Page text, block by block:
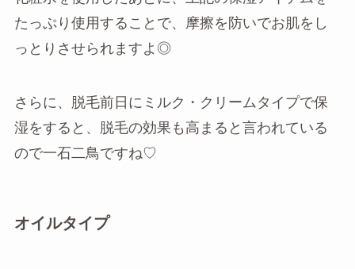
たっぷり使用することで、摩擦を防いでお肌をし
っとりさせられますよ◎
さらに、脱毛前日にミルク・クリームタイプで保
湿をすると、脱毛の効果も高まると言われている
ので一石二鳥ですね♡
オイルタイプ